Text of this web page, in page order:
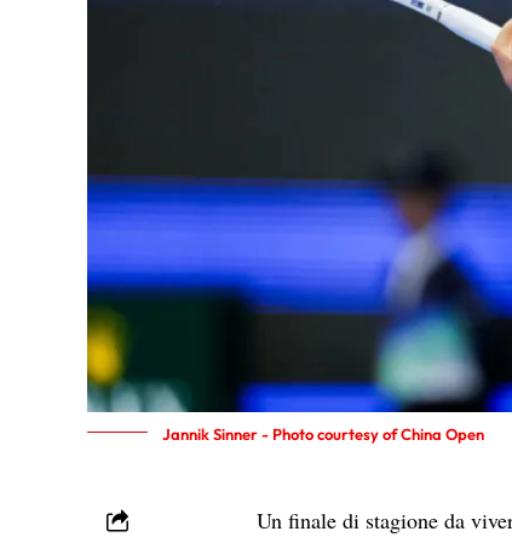
Jannik Sinner - Photo courtesy of China Open
Un finale di stagione da